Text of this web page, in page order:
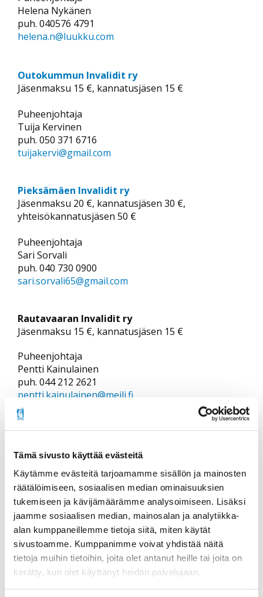
Tämä sivusto käyttää evästeitä
Käytämme evästeitä tarjoamamme sisällön ja mainosten
räätälöimiseen, sosiaalisen median ominaisuuksien
tukemiseen ja kävijämäärämme analysoimiseen. Lisäksi
jaamme sosiaalisen median, mainosalan ja analytiikka-
alan kumppaneillemme tietoja siitä, miten käytät
sivustoamme. Kumppanimme voivat yhdistää näitä
tietoja muihin tietoihin, joita olet antanut heille tai joita on
kerätty, kun olet käyttänyt heidän palvelujaan.
Helena Nykänen
puh. 040576 4791
helena.n@luukku.com
Outokummun Invalidit ry
Jäsenmaksu 15 €, kannatusjäsen 15 €
Puheenjohtaja
Tuija Kervinen
puh. 050 371 6716
tuijakervi@gmail.com
Pieksämäen Invalidit ry
Jäsenmaksu 20 €, kannatusjäsen 30 €,
yhteisökannatusjäsen 50 €
Puheenjohtaja
Sari Sorvali
puh. 040 730 0900
sari.sorvali65@gmail.com
Rautavaaran Invalidit ry
Jäsenmaksu 15 €, kannatusjäsen 15 €
Puheenjohtaja
Pentti Kainulainen
puh. 044 212 2621
pentti.kainulainen@meili.fi
Yhteyshenkilö
Tuula Kainulainen
tktuulakainulainen@gmail.com
Savonlinnan Seudun Invalidit ry
Jäsenmaksu 19 €, kannatusjäsen 19 €
Puheenjohtaja
Pirjo Honkanen
puh. 040 077 1694
pirjohonkanen@windowslive.com